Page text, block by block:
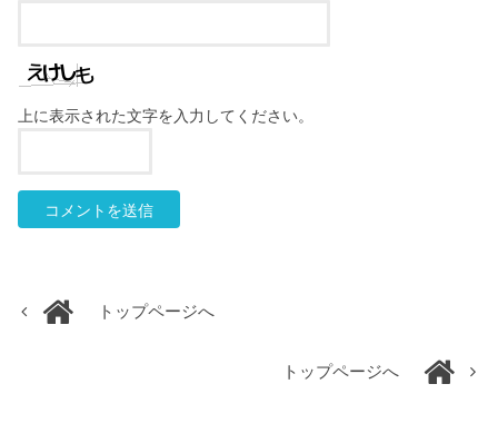
上に表示された文字を入力してください。
トップページへ
トップページへ